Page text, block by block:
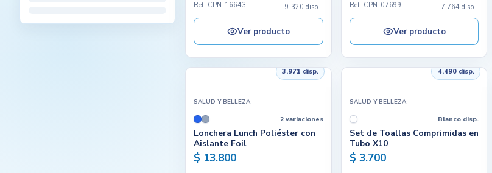
Ref. CPN-16643
9.320 disp.
Ver producto
Ref. CPN-07699
7.764 disp.
Ver producto
3.971 disp.
SALUD Y BELLEZA
2 variaciones
Lonchera Lunch Poliéster con
Aislante Foil
$ 13.800
4.490 disp.
SALUD Y BELLEZA
Blanco disp.
Set de Toallas Comprimidas en
Tubo X10
$ 3.700